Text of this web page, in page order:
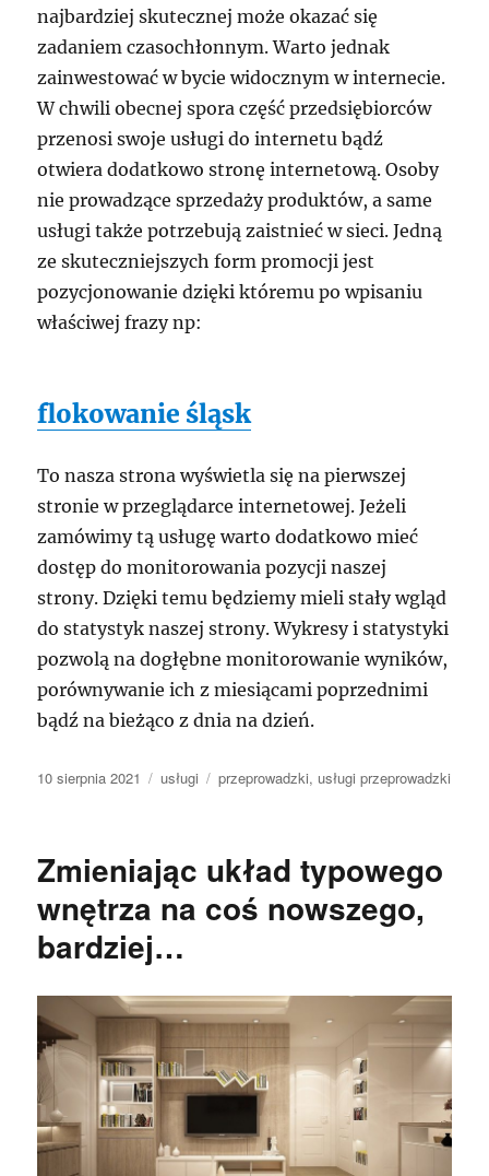
najbardziej skutecznej może okazać się
zadaniem czasochłonnym. Warto jednak
zainwestować w bycie widocznym w internecie.
W chwili obecnej spora część przedsiębiorców
przenosi swoje usługi do internetu bądź
otwiera dodatkowo stronę internetową. Osoby
nie prowadzące sprzedaży produktów, a same
usługi także potrzebują zaistnieć w sieci. Jedną
ze skuteczniejszych form promocji jest
pozycjonowanie dzięki któremu po wpisaniu
właściwej frazy np:
flokowanie śląsk
To nasza strona wyświetla się na pierwszej
stronie w przeglądarce internetowej. Jeżeli
zamówimy tą usługę warto dodatkowo mieć
dostęp do monitorowania pozycji naszej
strony. Dzięki temu będziemy mieli stały wgląd
do statystyk naszej strony. Wykresy i statystyki
pozwolą na dogłębne monitorowanie wyników,
porównywanie ich z miesiącami poprzednimi
bądź na bieżąco z dnia na dzień.
Data
10 sierpnia 2021 Kategorie
usługi Tagi
przeprowadzki, usługi przeprowadzki
Zmieniając układ typowego
wnętrza na coś nowszego,
bardziej…